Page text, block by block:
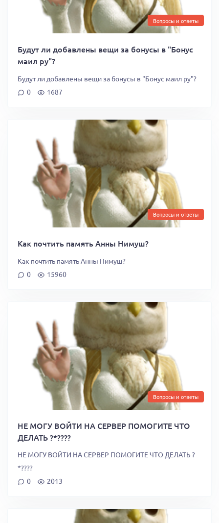
Вопросы и ответы
Будут ли добавлены вещи за бонусы в "Бонус
маил ру"?
Будут ли добавлены вещи за бонусы в "Бонус маил ру"?
0
1687
Вопросы и ответы
Как почтить память Анны Нимуш?
Как почтить память Анны Нимуш?
0
15960
Вопросы и ответы
НЕ МОГУ ВОЙТИ НА СЕРВЕР ПОМОГИТЕ ЧТО
ДЕЛАТЬ ?*????
НЕ МОГУ ВОЙТИ НА СЕРВЕР ПОМОГИТЕ ЧТО ДЕЛАТЬ ?
*????
0
2013